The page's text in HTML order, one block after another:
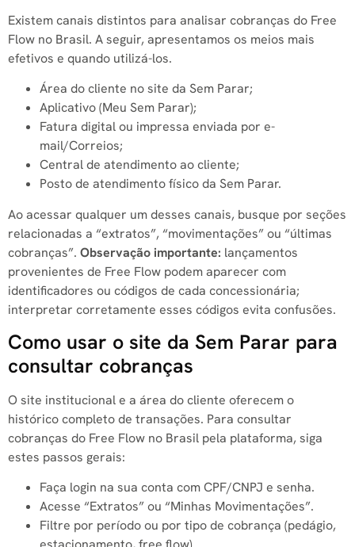
Existem canais distintos para analisar cobranças do Free
Flow no Brasil. A seguir, apresentamos os meios mais
efetivos e quando utilizá-los.
Área do cliente no site da Sem Parar;
Aplicativo (Meu Sem Parar);
Fatura digital ou impressa enviada por e-
mail/Correios;
Central de atendimento ao cliente;
Posto de atendimento físico da Sem Parar.
Ao acessar qualquer um desses canais, busque por seções
relacionadas a “extratos”, “movimentações” ou “últimas
cobranças”. Observação importante: lançamentos
provenientes de Free Flow podem aparecer com
identificadores ou códigos de cada concessionária;
interpretar corretamente esses códigos evita confusões.
Como usar o site da Sem Parar para
consultar cobranças
O site institucional e a área do cliente oferecem o
histórico completo de transações. Para consultar
cobranças do Free Flow no Brasil pela plataforma, siga
estes passos gerais:
Faça login na sua conta com CPF/CNPJ e senha.
Acesse “Extratos” ou “Minhas Movimentações”.
Filtre por período ou por tipo de cobrança (pedágio,